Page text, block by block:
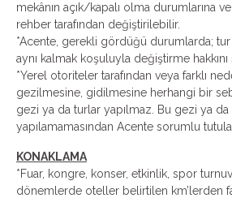
mekânın açık/kapalı olma durumlarına
rehber tarafından değiştirilebilir.
*Acente, gerekli gördüğü durumlarda; tur
aynı kalmak koşuluyla değiştirme hakkını
*Yerel otoriteler tarafından veya farklı
gezilmesine, gidilmesine herhangi bir
gezi ya da turlar yapılmaz. Bu gezi ya da
yapılamamasından Acente sorumlu
KONAKLAMA
*Fuar, kongre, konser, etkinlik, spor
dönemlerde oteller belirtilen km’lerden